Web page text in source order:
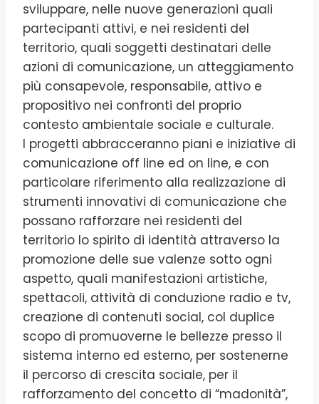
sviluppare, nelle nuove generazioni quali
partecipanti attivi, e nei residenti del
territorio, quali soggetti destinatari delle
azioni di comunicazione, un atteggiamento
più consapevole, responsabile, attivo e
propositivo nei confronti del proprio
contesto ambientale sociale e culturale.
I progetti abbracceranno piani e iniziative di
comunicazione off line ed on line, e con
particolare riferimento alla realizzazione di
strumenti innovativi di comunicazione che
possano rafforzare nei residenti del
territorio lo spirito di identità attraverso la
promozione delle sue valenze sotto ogni
aspetto, quali manifestazioni artistiche,
spettacoli, attività di conduzione radio e tv,
creazione di contenuti social, col duplice
scopo di promuoverne le bellezze presso il
sistema interno ed esterno, per sostenerne
il percorso di crescita sociale, per il
rafforzamento del concetto di “madonità”,